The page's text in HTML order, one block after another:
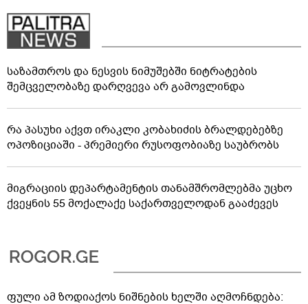
საზამთროს და ნესვის ნიმუშებში ნიტრატების
შემცველობაზე დარღვევა არ გამოვლინდა
რა პასუხი აქვთ ირაკლი კობახიძის ბრალდებებზე
ოპოზიციაში - პრემიერი რუსოფობიაზე საუბრობს
მიგრაციის დეპარტამენტის თანამშრომლებმა უცხო
ქვეყნის 55 მოქალაქე საქართველოდან გააძევეს
ფული ამ ზოდიაქოს ნიშნების ხელში აღმოჩნდება: